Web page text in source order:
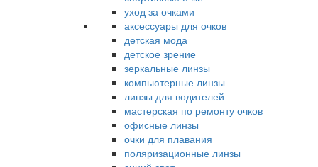
уход за очками
аксессуары для очков
детская мода
детское зрение
зеркальные линзы
компьютерные линзы
линзы для водителей
мастерская по ремонту очков
офисные линзы
очки для плавания
поляризационные линзы